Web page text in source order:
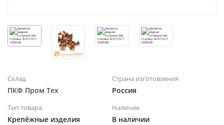
Склад
ПКФ Пром Тех
Страна изготовления
Россия
Тип товара
Крепёжные изделия
Наличие
В наличии